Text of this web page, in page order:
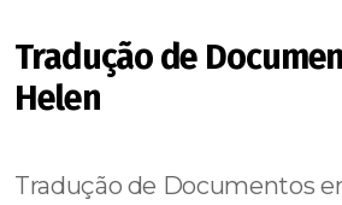
Tradução de
Helen
Tradução de Documentos